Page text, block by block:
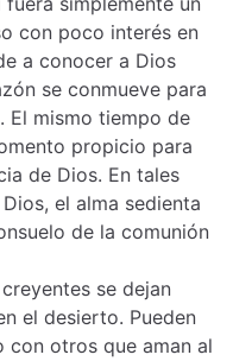
con poco interés en
a conocer a Dios
se conmueve para
El mismo tiempo de
propicio para
de Dios. En tales
el alma sedienta
de la comunión
se dejan
el desierto. Pueden
con otros que aman al